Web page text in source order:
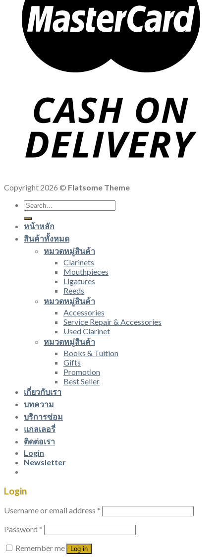
Copyright 2026 © Flatsome Theme
Search
for:
หน้าหลัก
สินค้าทั้งหมด
หมวดหมู่สินค้า
Clarinets
Mouthpieces
Ligatures
Reeds
หมวดหมู่สินค้า
Accessories
Service Repair & Accessories
Used Clarinet
หมวดหมู่สินค้า
Books & Tuition
Gifts
Promotion
Best Seller
เกี่ยวกับเรา
บทความ
บริการซ่อม
แกลเลอรี่
ติดต่อเรา
Login
Newsletter
Login
Username or email address *
Password *
Remember me
Log in